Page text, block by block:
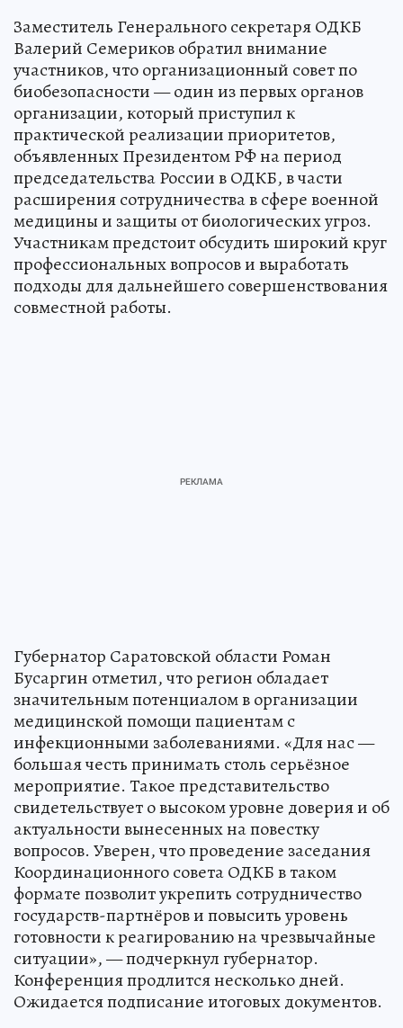
Заместитель Генерального секретаря ОДКБ
Валерий Семериков обратил внимание
участников, что организационный совет по
биобезопасности — один из первых органов
организации, который приступил к
практической реализации приоритетов,
объявленных Президентом РФ на период
председательства России в ОДКБ, в части
расширения сотрудничества в сфере военной
медицины и защиты от биологических угроз.
Участникам предстоит обсудить широкий круг
профессиональных вопросов и выработать
подходы для дальнейшего совершенствования
совместной работы.
Губернатор Саратовской области Роман
Бусаргин отметил, что регион обладает
значительным потенциалом в организации
медицинской помощи пациентам с
инфекционными заболеваниями. «Для нас —
большая честь принимать столь серьёзное
мероприятие. Такое представительство
свидетельствует о высоком уровне доверия и об
актуальности вынесенных на повестку
вопросов. Уверен, что проведение заседания
Координационного совета ОДКБ в таком
формате позволит укрепить сотрудничество
государств-партнёров и повысить уровень
готовности к реагированию на чрезвычайные
ситуации», — подчеркнул губернатор.
Конференция продлится несколько дней.
Ожидается подписание итоговых документов.